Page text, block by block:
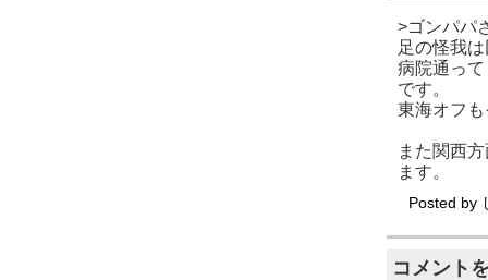
>ゴンパパ
足の怪我
病院通っ
です。
東海オフ
また関西
ます。
Posted by
コメント